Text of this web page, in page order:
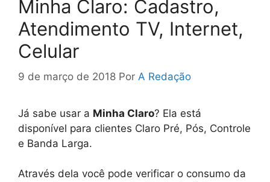
Minha Claro: Cadastro,
Atendimento TV, Internet,
Celular
9 de março de 2018 Por A Redação
Já sabe usar a Minha Claro? Ela está
disponível para clientes Claro Pré, Pós, Controle
e Banda Larga.
Através dela você pode verificar o consumo da